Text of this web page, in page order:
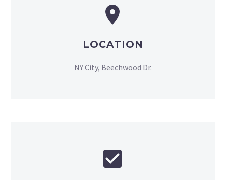


LOCATION
NY City, Beechwood Dr.

